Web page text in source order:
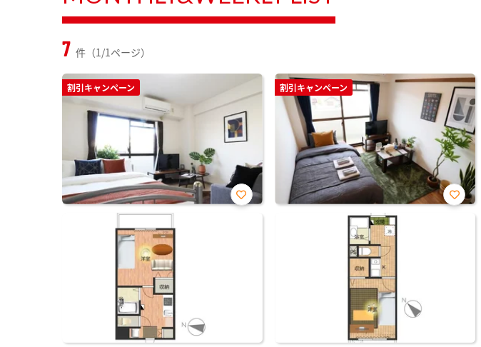
7 件（1/1ページ）
割引キャンペーン
お気
割引キャンペーン
お気